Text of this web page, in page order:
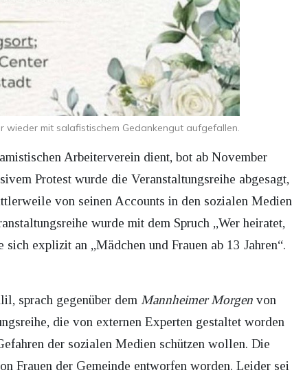
wieder mit salafistischem Gedankengut aufgefallen.
Arbeiterverein dient, bot ab November
Protest wurde die Veranstaltungsreihe abgesagt,
von seinen Accounts in den sozialen Medien
wurde mit dem Spruch „Wer heiratet,
explizit an „Mädchen und Frauen ab 13 Jahren“.
sprach gegenüber dem Mannheimer Morgen von
die von externen Experten gestaltet worden
der sozialen Medien schützen wollen. Die
Frauen der Gemeinde entworfen worden. Leider sei